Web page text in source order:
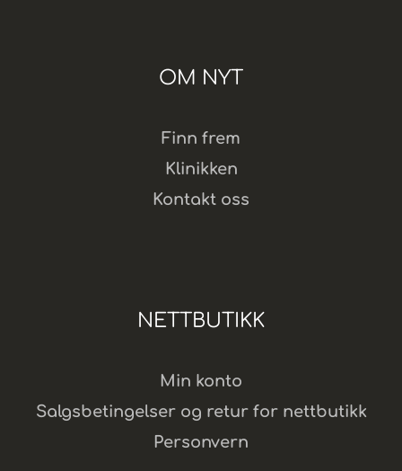
OM NYT
Finn frem
Klinikken
Kontakt oss
NETTBUTIKK
Min konto
Salgsbetingelser og retur for nettbutikk
Personvern